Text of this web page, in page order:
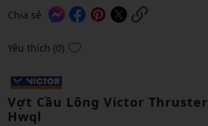
Chia sẻ
Yêu thích (0)
Vợt Cầu Lông Victor
Hwql